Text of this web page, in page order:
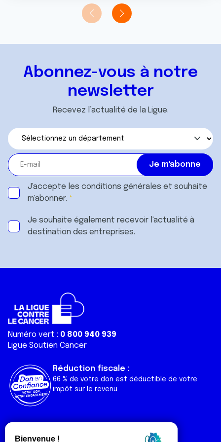
publicité et d'analyse, qui peuvent combiner celles-ci
avec d'autres informations que vous leur avez fournies
services.
Abonnez-vous à notre
newsletter
Recevez l’actualité de la Ligue.
J'accepte les conditions générales et souhaite
m'abonner.
Je souhaite également recevoir l'actualité à
destination des entreprises.
Numéro vert : 0 800 940 939
Ligue Soutien Cancer
Réduction fiscale :
66 % de votre don est déductible de votre
impôt sur le revenu
Liens utiles
Nos actualités